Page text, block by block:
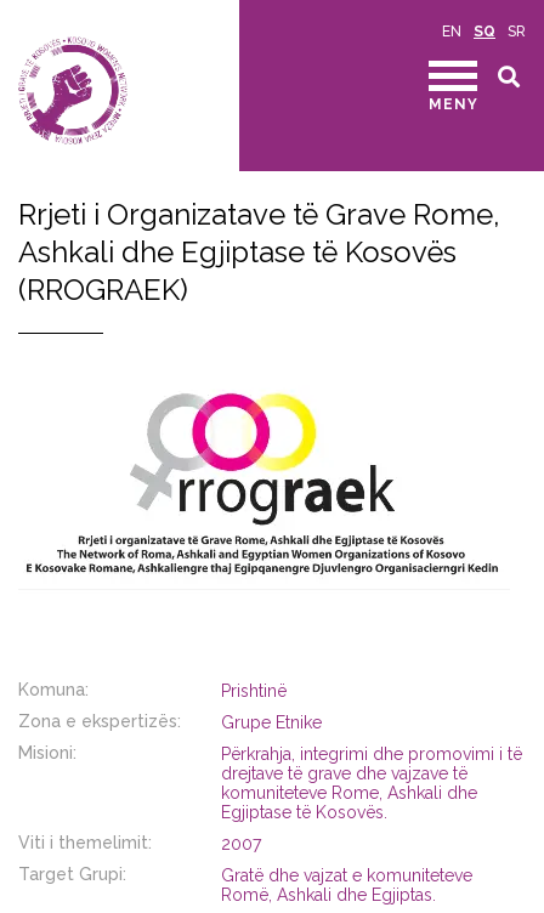
EN SQ SR
MENY
Rrjeti i Organizatave të Grave Rome,
Ashkali dhe Egjiptase të Kosovës
(RROGRAEK)
Komuna:
Prishtinë
Zona e ekspertizës:
Grupe Etnike
Misioni:
Përkrahja, integrimi dhe promovimi i të
drejtave të grave dhe vajzave të
komuniteteve Rome, Ashkali dhe
Egjiptase të Kosovës.
Viti i themelimit:
2007
Target Grupi:
Gratë dhe vajzat e komuniteteve
Romë, Ashkali dhe Egjiptas.